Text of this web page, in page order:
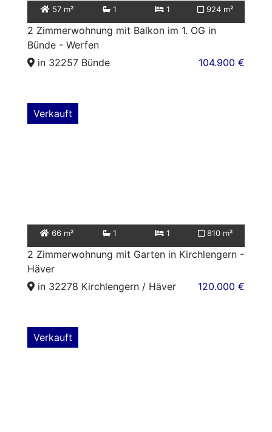
57 m² 1 1 924 m²
2 Zimmerwohnung mit Balkon im 1. OG in
Bünde - Werfen
in 32257 Bünde
104.900 €
Verkauft
66 m² 1 1 810 m²
2 Zimmerwohnung mit Garten in Kirchlengern -
Häver
in 32278 Kirchlengern / Häver
120.000 €
Verkauft